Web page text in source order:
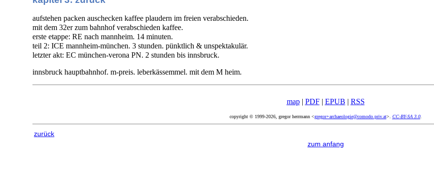
aufstehen packen auschecken kaffee plaudern im freien verabschieden.
mit dem 32er zum bahnhof verabschieden kaffee.
erste etappe: RE nach mannheim. 14 minuten.
teil 2: ICE mannheim-münchen. 3 stunden. pünktlich & unspektakulär.
letzter akt: EC münchen-verona PN. 2 stunden bis innsbruck.
innsbruck hauptbahnhof. m-preis. leberkässemmel. mit dem M heim.
map| PDF| EPUB | RSS
copyright © 1999-2026, gregor herrmann <gregor+archaeologie@comodo.priv.at>. CC-BY-SA 3.0.
zurück
zum anfang